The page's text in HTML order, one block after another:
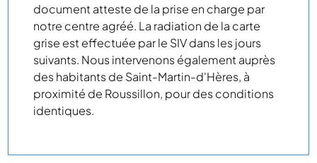
document atteste de la prise en charge par
notre centre agréé. La radiation de la carte
grise est effectuée par le SIV dans les jours
suivants. Nous intervenons également auprès
des habitants de Saint-Martin-d'Hères, à
proximité de Roussillon, pour des conditions
identiques.